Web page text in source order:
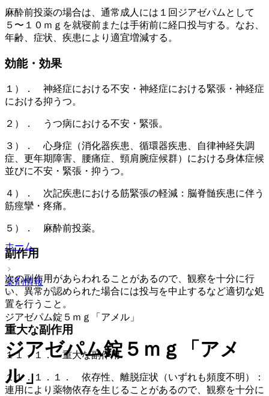
麻酔前投薬の場合は、通常成人には１回ジアゼパムとして
５〜１０ｍｇを就寝前または手術前に経口投与する。なお、
年齢、症状、疾患により適宜増減する。
効能・効果
１）． 神経症における不安・神経症における緊張・神経症
における抑うつ。
２）． うつ病における不安・緊張。
３）． 心身症（消化器疾患、循環器疾患、自律神経失調
症、更年期障害、腰痛症、頸肩腕症候群）における身体症候
並びに不安・緊張・抑うつ。
４）． 次記疾患における筋緊張の軽減：脳脊髄疾患に伴う
筋痙攣・疼痛。
５）． 麻酔前投薬。
副作用
次の副作用があらわれることがあるので、観察を十分に行
い、異常が認められた場合には投与を中止するなど適切な処
置を行うこと。
重大な副作用
１１．１． 重大な副作用
１１．１．１． 依存性、離脱症状（いずれも頻度不明）：
連用により薬物依存を生じることがあるので、観察を十分に
ホーム
薬剤情報
ジアゼパム錠５ｍｇ「アメル」
ジアゼパム錠５ｍｇ「アメ
ル」